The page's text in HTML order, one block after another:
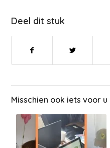
Deel dit stuk
Misschien ook iets voor u